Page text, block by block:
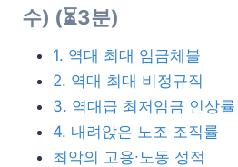
수) (⏳3분)
1. 역대 최대 임금체불
2. 역대 최대 비정규직
3. 역대급 최저임금 인상률
4. 내려앉은 노조 조직률
최악의 고용∙노동 성적